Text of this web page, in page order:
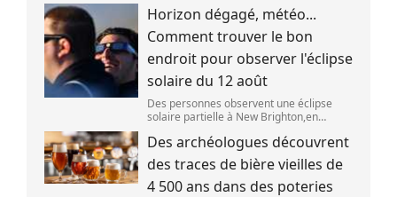
que l\'étage supérieur d\'une fusée de
SpaceX s\'est bien écrasé sur la Lune,le 5
aoû
Horizon dégagé, météo...
Comment trouver le bon
endroit pour observer l'éclipse
solaire du 12 août
Des personnes observent une éclipse
solaire partielle à New Brighton,en
(SANKA VIDANAGAMA )
Des archéologues découvrent
des traces de bière vieilles de
4 500 ans dans des poteries